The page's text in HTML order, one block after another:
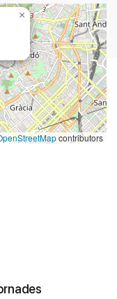
×
contributors